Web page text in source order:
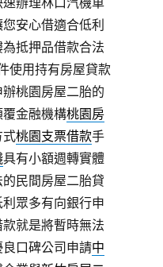
安心借適合低利
抵押品借款合法
使用持有房屋貸款
桃園房屋二胎的
金融機構桃園房
式桃園支票借款手
具有小額週轉實體
民間房屋二胎貸
眾多有向銀行申
就是將暫時無法
口碑公司申請中